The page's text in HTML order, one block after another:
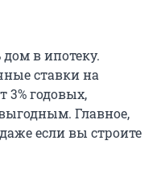
в ипотеку.
ставки на
3% годовых,
Главное,
если вы строите